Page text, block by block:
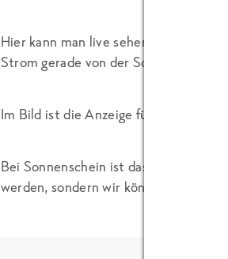
Hier kann man live sehen wie wir
Strom gerade von der Solaranlage
Im Bild ist die Anzeige für die
Bei Sonnenschein ist das Ergebnis
werden, sondern wir können es gleich